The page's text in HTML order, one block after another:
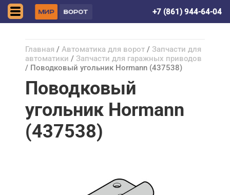
+7 (861) 944-64-04
Главная / Автоматика для ворот / Запчасти для
автоматики / Запчасти для гаражных приводов
/ Поводковый угольник Hormann (437538)
Поводковый
угольник Hormann
(437538)